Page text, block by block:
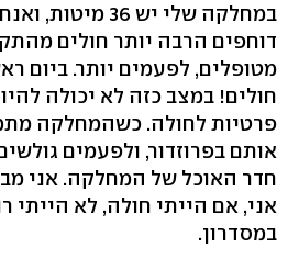
במחלקה שלי יש
חולים! במצב כזה לא יכולה
פרטיות לחולה. כשהמחלקה
אותם בפרוזדור, ולפעמים
חדר האוכל של המחלקה. אני
אני, אם הייתי חולה, לא הייתי
במסדרון.